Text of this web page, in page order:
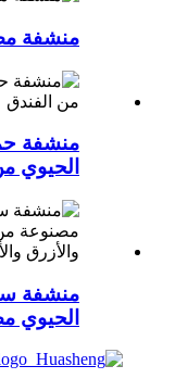
منشفة
منشفة
الحيوي
منشفة
الحيوي